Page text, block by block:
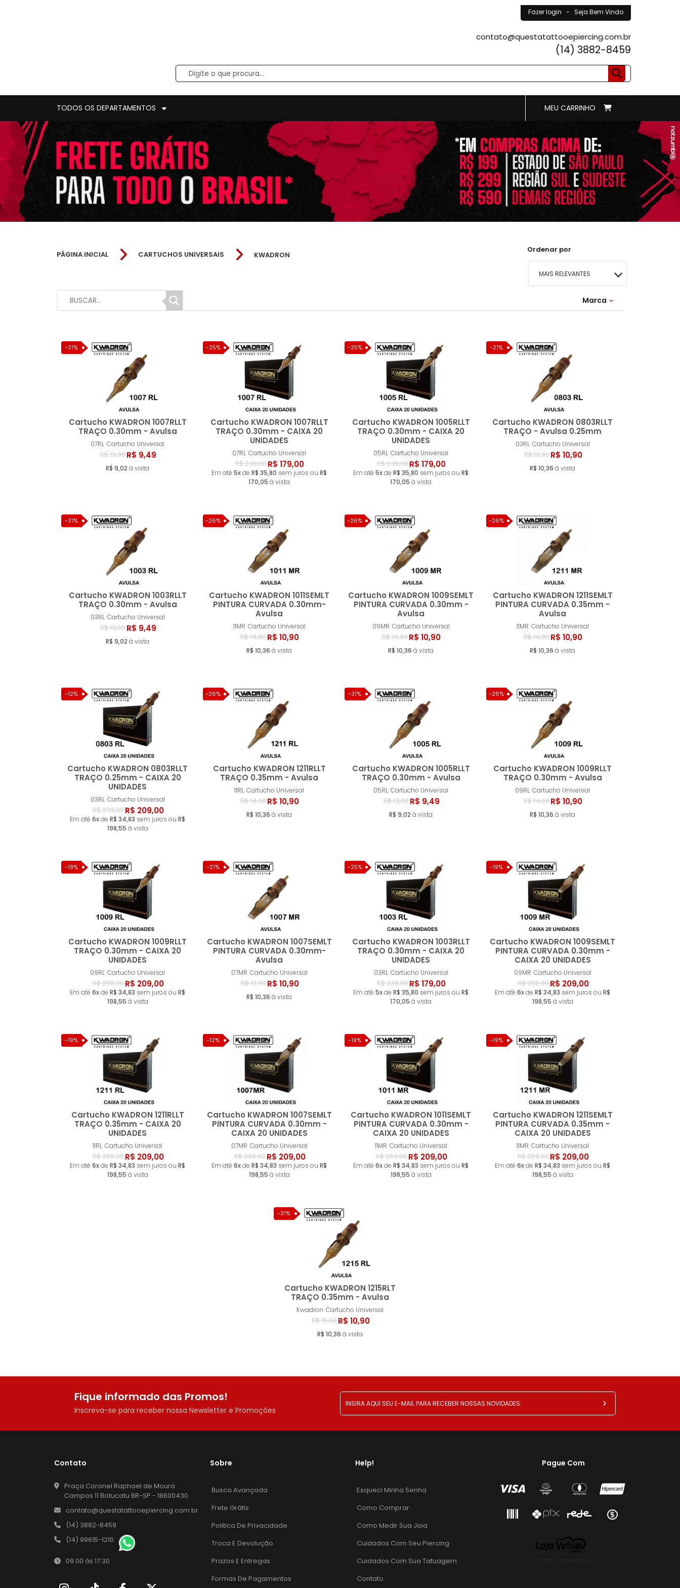
Fazer login - Seja Bem Vindo
contato@questatattooepiercing.com.br
(14) 3882-8459
TODOS OS DEPARTAMENTOS MEU CARRINHO
PÁGINA INICIAL CARTUCHOS UNIVERSAIS KWADRON
Ordenar por
MAIS RELEVANTES
MAIS VENDIDOS
MAIOR PREÇO
A - Z
Marca
-31%
Cartucho KWADRON 1007RLLT
TRAÇO 0.30mm - Avulsa
07RL Cartucho Universal
R$ 13,90R$ 9,49
R$ 9,02 à vista
Comprar
-25%
Cartucho KWADRON 1007RLLT
TRAÇO 0.30mm - CAIXA 20
UNIDADES
07RL Cartucho Universal
R$ 239,00R$ 179,00
Em até 5xde R$ 35,80 sem juros ou R$
170,05 à vista
Comprar
-25%
Cartucho KWADRON 1005RLLT
TRAÇO 0.30mm - CAIXA 20
UNIDADES
05RL Cartucho Universal
R$ 239,00R$ 179,00
Em até 5xde R$ 35,80 sem juros ou R$
170,05 à vista
Comprar
-21%
Cartucho KWADRON 0803RLLT
TRAÇO - Avulsa 0.25mm
03RL Cartucho Universal
R$ 13,90R$ 10,90
R$ 10,36 à vista
Comprar
-31%
Cartucho KWADRON 1003RLLT
TRAÇO 0.30mm - Avulsa
03RL Cartucho Universal
R$ 13,90R$ 9,49
R$ 9,02 à vista
Comprar
-26%
Cartucho KWADRON 1011SEMLT
PINTURA CURVADA 0.30mm-
Avulsa
11MR Cartucho Universal
R$ 14,90R$ 10,90
R$ 10,36 à vista
Comprar
-26%
Cartucho KWADRON 1009SEMLT
PINTURA CURVADA 0.30mm -
Avulsa
09MR Cartucho Universal
R$ 14,90R$ 10,90
R$ 10,36 à vista
Comprar
-26%
Cartucho KWADRON 1211SEMLT
PINTURA CURVADA 0.35mm -
Avulsa
11MR Cartucho Universal
R$ 14,90R$ 10,90
R$ 10,36 à vista
Comprar
-12%
Cartucho KWADRON 0803RLLT
TRAÇO 0.25mm - CAIXA 20
UNIDADES
03RL Cartucho Universal
R$ 239,00R$ 209,00
Em até 6xde R$ 34,83 sem juros ou R$
198,55 à vista
Comprar
-26%
Cartucho KWADRON 1211RLLT
TRAÇO 0.35mm - Avulsa
11RL Cartucho Universal
R$ 14,90R$ 10,90
R$ 10,36 à vista
Comprar
-31%
Cartucho KWADRON 1005RLLT
TRAÇO 0.30mm - Avulsa
05RL Cartucho Universal
R$ 13,90R$ 9,49
R$ 9,02 à vista
Comprar
-26%
Cartucho KWADRON 1009RLLT
TRAÇO 0.30mm - Avulsa
09RL Cartucho Universal
R$ 14,90R$ 10,90
R$ 10,36 à vista
Comprar
-19%
Cartucho KWADRON 1009RLLT
TRAÇO 0.30mm - CAIXA 20
UNIDADES
09RL Cartucho Universal
R$ 259,00R$ 209,00
Em até 6xde R$ 34,83 sem juros ou R$
198,55 à vista
Comprar
-21%
Cartucho KWADRON 1007SEMLT
PINTURA CURVADA 0.30mm-
Avulsa
07MR Cartucho Universal
R$ 13,90R$ 10,90
R$ 10,36 à vista
Comprar
-25%
Cartucho KWADRON 1003RLLT
TRAÇO 0.30mm - CAIXA 20
UNIDADES
03RL Cartucho Universal
R$ 239,00R$ 179,00
Em até 5xde R$ 35,80 sem juros ou R$
170,05 à vista
Comprar
-19%
Cartucho KWADRON 1009SEMLT
PINTURA CURVADA 0.30mm -
CAIXA 20 UNIDADES
09MR Cartucho Universal
R$ 259,00R$ 209,00
Em até 6xde R$ 34,83 sem juros ou R$
198,55 à vista
Comprar
-19%
Cartucho KWADRON 1211RLLT
TRAÇO 0.35mm - CAIXA 20
UNIDADES
11RL Cartucho Universal
R$ 259,00R$ 209,00
Em até 6xde R$ 34,83 sem juros ou R$
198,55 à vista
Comprar
-12%
Cartucho KWADRON 1007SEMLT
PINTURA CURVADA 0.30mm -
CAIXA 20 UNIDADES
07MR Cartucho Universal
R$ 239,00R$ 209,00
Em até 6xde R$ 34,83 sem juros ou R$
198,55 à vista
Comprar
-19%
Cartucho KWADRON 1011SEMLT
PINTURA CURVADA 0.30mm -
CAIXA 20 UNIDADES
11MR Cartucho Universal
R$ 259,00R$ 209,00
Em até 6xde R$ 34,83 sem juros ou R$
198,55 à vista
Esgotado
-19%
Cartucho KWADRON 1211SEMLT
PINTURA CURVADA 0.35mm -
CAIXA 20 UNIDADES
11MR Cartucho Universal
R$ 259,00R$ 209,00
Em até 6xde R$ 34,83 sem juros ou R$
198,55 à vista
Esgotado
-31%
Cartucho KWADRON 1215RLT
TRAÇO 0.35mm - Avulsa
Kwadron Cartucho Universal
R$ 15,90R$ 10,90
R$ 10,36 à vista
Esgotado
Fique informado das Promos!
Inscreva-se para receber nossa Newsletter e Promoções
Contato
Praça Coronel Raphael de Moura
Campos 11 Botucatu BR-SP - 18600430
contato@questatattooepiercing.com.br
(14) 3882-8459
(14) 99615-1210
09:00 às 17:30
Sobre
Busca Avançada
Frete Grátis
Politica De Privacidade
Troca E Devolução
Prazos E Entregas
Formas De Pagamentos
Help!
Esqueci Minha Senha
Como Comprar
Como Medir Sua Joia
Cuidados Com Seu Piercing
Cuidados Com Sua Tatuagem
Contato
Pague Com